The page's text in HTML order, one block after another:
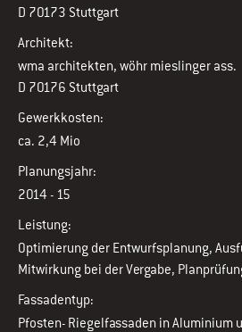
D 70173 Stuttgart
Architekt:
wma architekten, wöhr mieslinger ass.
D 70176 Stuttgart
Gewerkkosten:
ca. 2,4 Mio
Planungsjahr:
2014 - 15
Leistung:
Optimierung der Entwurfsplanung,
Mitwirkung bei der Vergabe,
Fassadentyp:
Pfosten- Riegelfassaden in Aluminium